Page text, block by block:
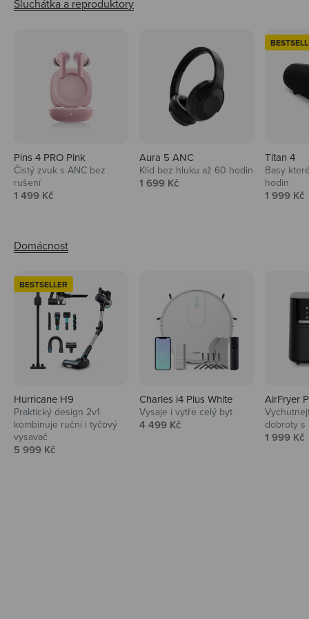
Pins 4 PRO Pink
Čistý zvuk s ANC bez
rušení
Prodejní cena
1 499 Kč
Aura 5 ANC
Klid bez hluku až 60 hodin
Prodejní cena
1 699 Kč
Titan 4
Basy
hodin
Prodejní
1 999 Kč
BESTSELLER
Hurricane H9
Praktický design 2v1
kombinuje ruční i tyčový
vysavač
Prodejní cena
5 999 Kč
Charles i4 Plus White
Vysaje i vytře celý byt
Prodejní cena
4 499 Kč
AirFryer
dobroty s
Prodejní
1 999 Kč
Audio
Niceboy sluchátka a repráky ti padnou
do noty.